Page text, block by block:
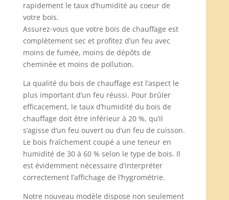
rapidement le taux d’humidité au coeur de
votre bois.
Assurez-vous que votre bois de chauffage est
complètement sec et profitez d’un feu avec
moins de fumée, moins de dépôts de
cheminée et moins de pollution.
La qualité du bois de chauffage est l’aspect le
plus important d’un feu réussi. Pour brûler
efficacement, le taux d’humidité du bois de
chauffage doit être inférieur à 20 %, qu’il
s’agisse d’un feu ouvert ou d’un feu de cuisson.
Le bois fraîchement coupé a une teneur en
humidité de 30 à 60 % selon le type de bois. Il
est évidemment nécessaire d’interpréter
correctement l’affichage de l’hygrométrie.
Notre nouveau modèle dispose non seulement